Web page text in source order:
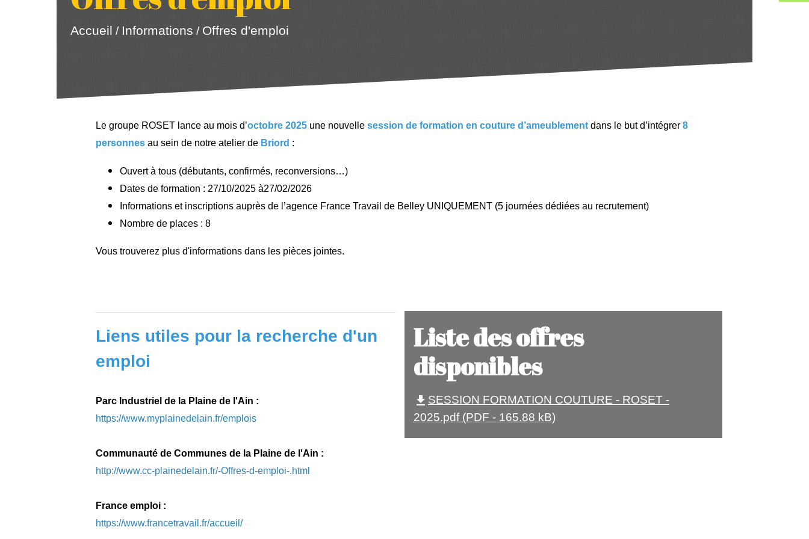
Accueil / Informations / Offres d'emploi
Le groupe ROSET lance au mois d’octobre 2025 une nouvellesession de formation en couture d’ameublement dans le but d’intégrer8
personnes au sein de notre atelier de Briord :
Ouvert à tous (débutants, confirmés, reconversions…)
Dates de formation : 27/10/2025 à27/02/2026
Informations et inscriptions auprès de l’agence France Travail de Belley UNIQUEMENT (5 journées dédiées au recrutement)
Nombre de places : 8
Vous trouverez plus d'informations dans les pièces jointes.
Liens utiles pour la recherche d'un
emploi
Parc Industriel de la Plaine de l'Ain :
https://www.myplainedelain.fr/emplois
Communauté de Communes de la Plaine de l'Ain :
http://www.cc-plainedelain.fr/-Offres-d-emploi-.html
France emploi :
https://www.francetravail.fr/accueil/
Liste des offres
disponibles
file_download SESSION FORMATION COUTURE - ROSET -
2025.pdf (PDF - 165.88 kB)